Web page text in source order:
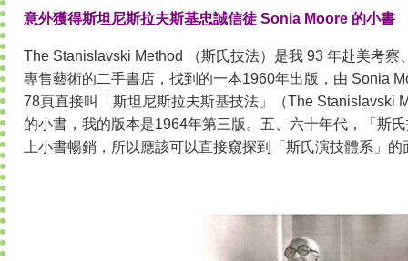
意外獲得斯坦尼斯拉夫斯基忠誠信徒 Sonia Moore 的小書
The Stanislavski Method （斯氏技法）是我 93 年赴美考察
專售藝術的二手書店，找到的一本1960年出版，由 Sonia
78頁直接叫「斯坦尼斯拉夫斯基技法」（The Stanislavski
的小書，我的版本是1964年第三版。五、六十年代，「斯
上小書暢銷，所以應該可以直接窺探到「斯氏演技體系」的